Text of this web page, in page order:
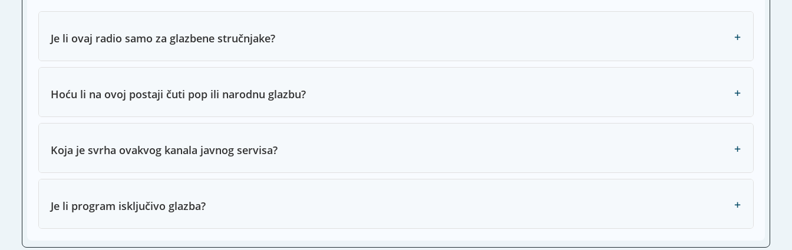
Je li ovaj radio samo za glazbene stručnjake? +
Hoću li na ovoj postaji čuti pop ili narodnu glazbu? +
Koja je svrha ovakvog kanala javnog servisa? +
Je li program isključivo glazba? +